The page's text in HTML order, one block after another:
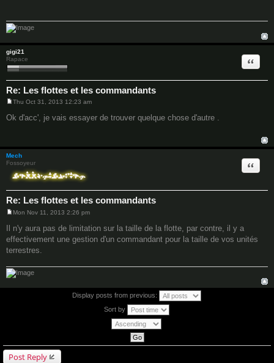
gigi21
Rapace
Re: Les flottes et les commandants
Quote
o
s
Thu Oct 31, 2013 12:23 am
Ok d'acc', je vais essayer de trouver quelque chose d'autre .
Mech
Fossoyeur
Re: Les flottes et les commandants
Quote
s
t
Mon Nov 11, 2013 2:26 pm
Il n'y aura pas de limitation sur la taille de la flotte, par contre, il y a
effectivement une gestion d'un commandant pour la taille de vos unités
terrestres.
Display posts from previous:
Sort by
Post Reply